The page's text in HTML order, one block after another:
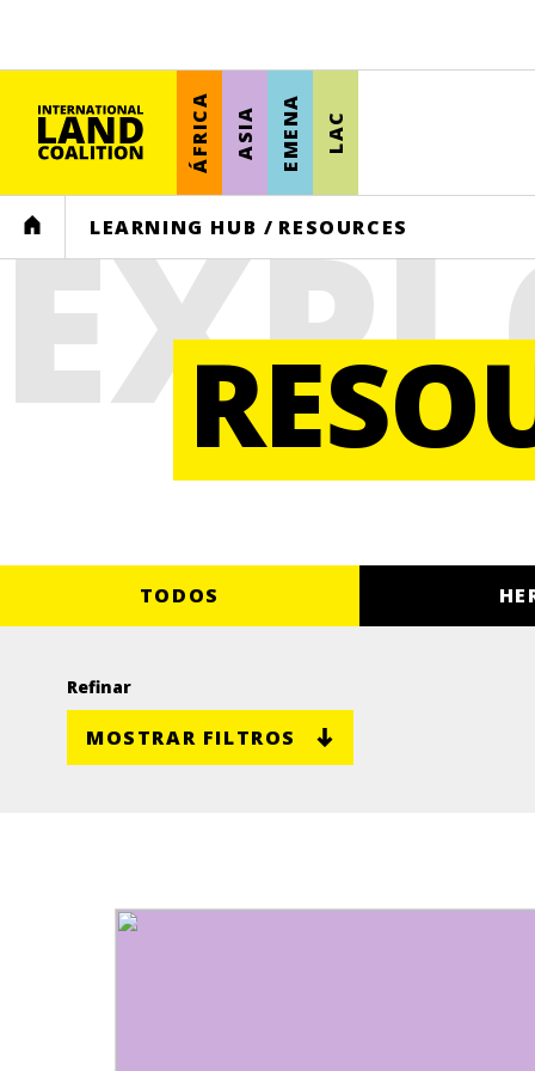
ÁFRICA ASIA EMENA LAC
HOME LEARNING HUB / RESOURCES
TODOS
Refinar
MOSTRAR FILTROS